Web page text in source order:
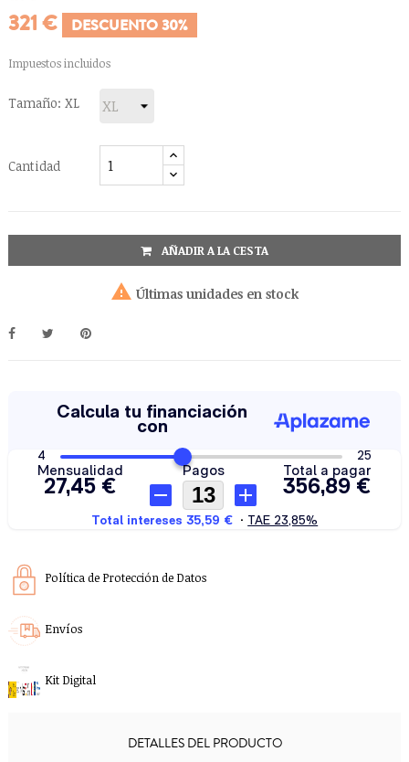
321 € DESCUENTO 30%
Impuestos incluidos
Tamaño: XL
Cantidad
AÑADIR A LA CESTA
 Últimas unidades en stock
Política de Protección de Datos
Envíos
Kit Digital
DETALLES DEL PRODUCTO